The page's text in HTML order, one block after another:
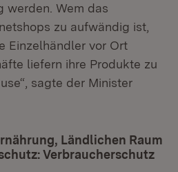
werden. Wem das
zu aufwändig ist,
Einzelhändler vor Ort
liefern ihre Produkte zu
sagte der Minister
Ländlichen Raum
Verbraucherschutz